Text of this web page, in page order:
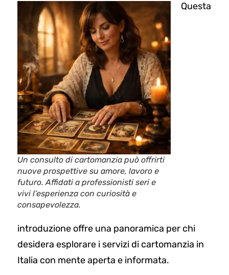
Un consulto di cartomanzia può offrirti
nuove prospettive su amore, lavoro e
futuro. Affidati a professionisti seri e
vivi l’esperienza con curiosità e
consapevolezza.
Questa
introduzione offre una panoramica per chi
desidera esplorare i servizi di cartomanzia in
Italia con mente aperta e informata.